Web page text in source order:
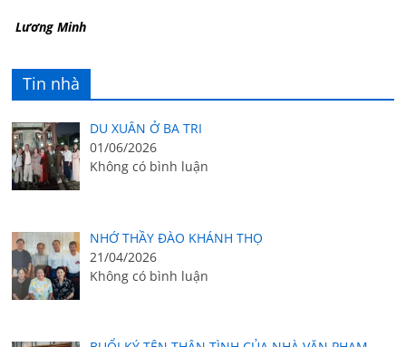
Lương Minh
Tin nhà
DU XUÂN Ở BA TRI
01/06/2026
Không có bình luận
NHỚ THẦY ĐÀO KHÁNH THỌ
21/04/2026
Không có bình luận